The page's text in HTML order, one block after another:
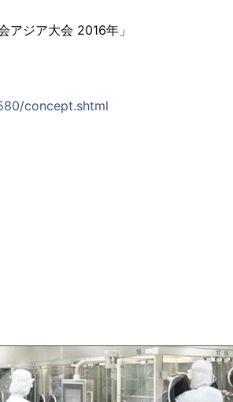
ジア大会 2016年」
concept.shtml